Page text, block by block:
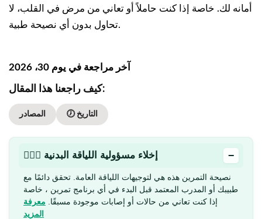
أمانه لك. خاصة إذا كنت حاملاً أو تعاني من مرض في القلب، لا
تحاول بدون أي نصيحة طبية.
آخر مراجعة في يوم 30، 2026
كيف راجعنا هذا المقال:
المصادر 🕖 التاريخ
🏋🏻‍♂️ إخلاء مسؤولية اللياقة البدنية −
نصيحة التمرين هذه هي لتوجيهات اللياقة العامة. تحقق دائمًا مع
طبيبك أو المدرب المعتمد قبل البدء في أي برنامج تمرين ، خاصة
إذا كنت تعاني من حالات أو إصابات موجودة مسبقًا. معرفة
المزيد